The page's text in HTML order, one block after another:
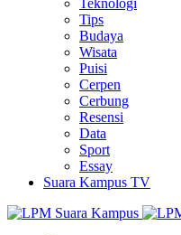
Teknologi
Tips
Budaya
Wisata
Puisi
Cerpen
Cerbung
Resensi
Data
Sport
Essay
Suara Kampus TV